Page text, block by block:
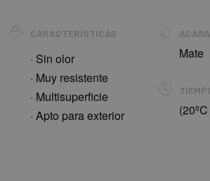
CARACTERÍSTICAS
· Sin olor
· Muy resistente
· Multisuperficie
· Apto para exterior
Mate